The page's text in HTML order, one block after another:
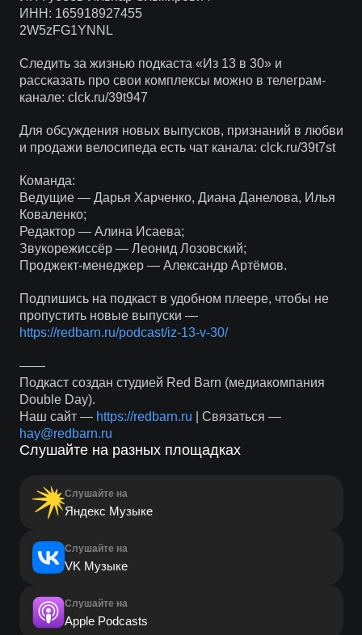
ИНН: 165918927455
2W5zFG1YNNL
Следить за жизнью подкаста «Из 13 в 30» и
рассказать про свои комплексы можно в телеграм-
канале: clck.ru/39t947
Для обсуждения новых выпусков, признаний в любви
и продажи велосипеда есть чат канала: clck.ru/39t7st
Команда:
Ведущие — Дарья Харченко, Диана Данелова, Илья
Коваленко;
Редактор — Алина Исаева;
Звукорежиссёр — Леонид Лозовский;
Проджект-менеджер — Александр Артёмов.
Подпишись на подкаст в удобном плеере, чтобы не
пропустить новые выпуски —
https://redbarn.ru/podcast/iz-13-v-30/
——
Подкаст создан студией Red Barn (медиакомпания
Double Day).
Наш сайт — https://redbarn.ru | Связаться —
hay@redbarn.ru
Слушайте на разных площадках
Слушайте на
Яндекс Музыке
Слушайте на
VK Музыке
Слушайте на
Apple Podcasts